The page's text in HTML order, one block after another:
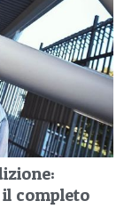
completo